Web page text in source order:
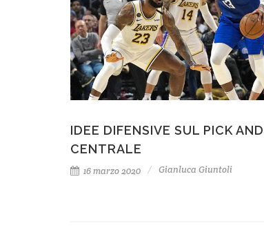
IDEE DIFENSIVE SUL PICK
CENTRALE
16 marzo 2020 Gianluca Giuntoli